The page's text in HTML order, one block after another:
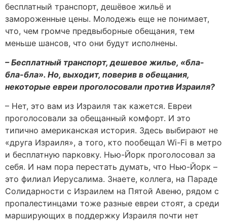
бесплатный транспорт, дешёвое жильё и
замороженные цены. Молодежь еще не понимает,
что, чем громче предвыборные обещания, тем
меньше шансов, что они будут исполнены.
– Бесплатный транспорт, дешевое жилье, «бла-
бла-бла». Но, выходит, поверив в обещания,
некоторые евреи проголосовали против Израиля?
– Нет, это вам из Израиля так кажется. Евреи
проголосовали за обещанный комфорт. И это
типично американская история. Здесь выбирают не
«друга Израиля», а того, кто пообещал Wi-Fi в метро
и бесплатную парковку. Нью-Йорк проголосовал за
себя. И нам пора перестать думать, что Нью-Йорк –
это филиал Иерусалима. Знаете, коллега, на Параде
Солидарности с Израилем на Пятой Авеню, рядом с
пропалестинцами тоже разные евреи стоят, а среди
марширующих в поддержку Израиля почти нет